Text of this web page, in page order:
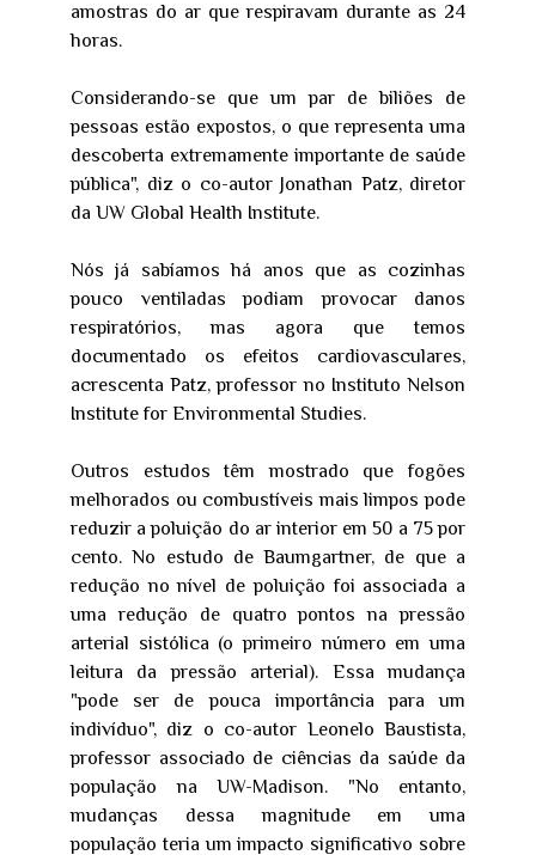
amostras do ar que respiravam durante as 24
horas.
Considerando-se que um par de biliões de
pessoas estão expostos, o que representa uma
descoberta extremamente importante de saúde
pública", diz o co-autor Jonathan Patz, diretor
da UW Global Health Institute.
Nós já sabíamos há anos que as cozinhas
pouco ventiladas podiam provocar danos
respiratórios, mas agora que temos
documentado os efeitos cardiovasculares,
acrescenta Patz, professor no Instituto Nelson
Institute for Environmental Studies.
Outros estudos têm mostrado que fogões
melhorados ou combustíveis mais limpos pode
reduzir a poluição do ar interior em 50 a 75 por
cento. No estudo de Baumgartner, de que a
redução no nível de poluição foi associada a
uma redução de quatro pontos na pressão
arterial sistólica (o primeiro número em uma
leitura da pressão arterial). Essa mudança
"pode ​​ser de pouca importância para um
indivíduo", diz o co-autor Leonelo Baustista,
professor associado de ciências da saúde da
população na UW-Madison. "No entanto,
mudanças dessa magnitude em uma
população teria um impacto significativo sobre